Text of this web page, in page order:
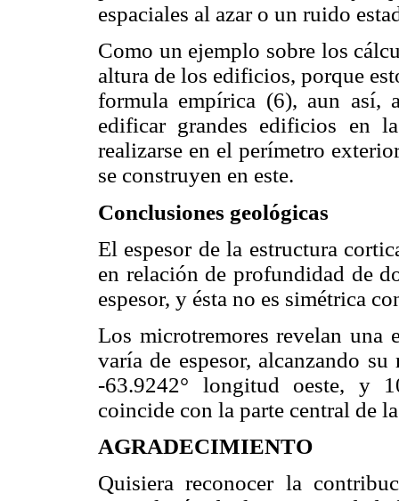
espaciales al azar o un ruido
Como un ejemplo sobre los
altura de los edificios, porque
formula empírica (6), aun así,
edificar grandes edificios en
realizarse en el perímetro
se construyen en este.
Conclusiones geológicas
El espesor de la estructura
en relación de profundidad de
espesor, y ésta no es simétrica
Los microtremores revelan una
varía de espesor, alcanzando
-63.9242° longitud oeste, y
coincide con la parte central de
AGRADECIMIENTO
Quisiera reconocer la